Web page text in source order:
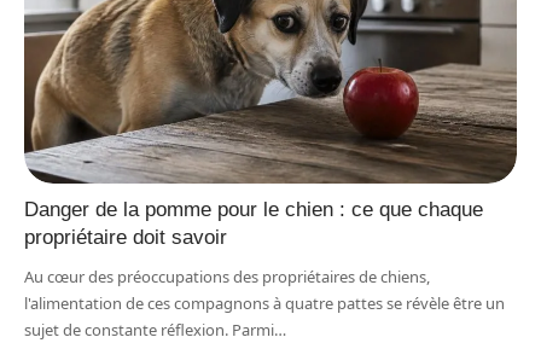
Danger de la pomme pour le chien : ce que chaque
propriétaire doit savoir
Au cœur des préoccupations des propriétaires de chiens,
l'alimentation de ces compagnons à quatre pattes se révèle être un
sujet de constante réflexion. Parmi…